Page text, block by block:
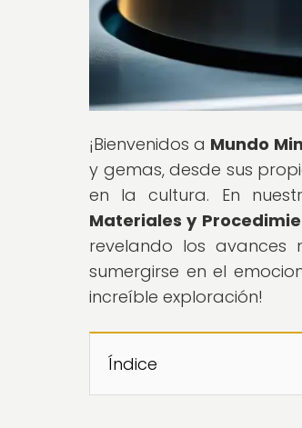
¡Bienvenidos a Mundo
y gemas, desde sus
en la cultura. En
Materiales y
revelando los avances
sumergirse en el
increíble exploración!
Índice